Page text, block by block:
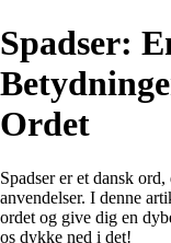
Spadser:
Ordet
Spadser er et dansk
anvendelser. I denne
ordet og give dig en
os dykke ned i det!